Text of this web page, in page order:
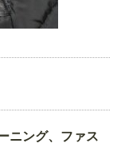
ニング、ファス